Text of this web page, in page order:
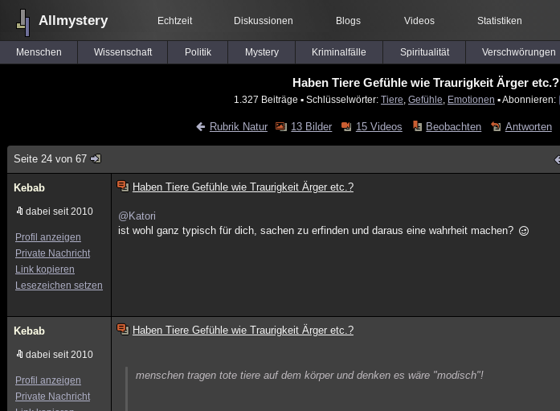
Allmystery Echtzeit Diskussionen Blogs Videos Statistiken
Menschen Wissenschaft Politik Mystery Kriminalfälle Spiritualität Verschwörungen
Haben Tiere Gefühle wie Traurigkeit Ärger etc.?
1.327 Beiträge ▪ Schlüsselwörter: Tiere Gefühle Emotionen ▪ Abonnieren:
Rubrik Natur 13 Bilder 15 Videos Beobachten Antworten
Seite 24 von 67
Kebab
dabei seit 2010
Profil anzeigen
Private Nachricht
Link kopieren
Lesezeichen setzen
Haben Tiere Gefühle wie Traurigkeit Ärger etc.?
@Katori
ist wohl ganz typisch für dich, sachen zu erfinden und daraus eine wahrheit machen?
Kebab
dabei seit 2010
Profil anzeigen
Private Nachricht
Haben Tiere Gefühle wie Traurigkeit Ärger etc.?
menschen tragen tote tiere auf dem körper und denken es wäre "modisch"!